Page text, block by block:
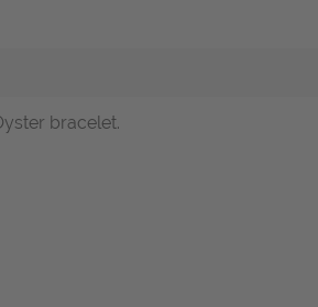
bracelet.